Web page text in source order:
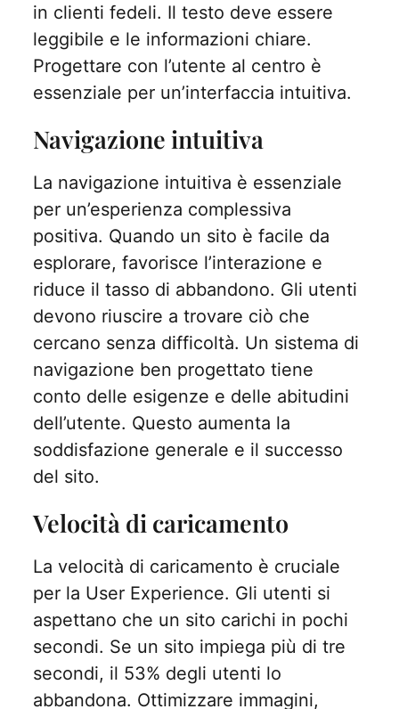
in clienti fedeli. Il testo deve essere
leggibile e le informazioni chiare.
Progettare con l’utente al centro è
essenziale per un’interfaccia intuitiva.
Navigazione intuitiva
La navigazione intuitiva è essenziale
per un’esperienza complessiva
positiva. Quando un sito è facile da
esplorare, favorisce l’interazione e
riduce il tasso di abbandono. Gli utenti
devono riuscire a trovare ciò che
cercano senza difficoltà. Un sistema di
navigazione ben progettato tiene
conto delle esigenze e delle abitudini
dell’utente. Questo aumenta la
soddisfazione generale e il successo
del sito.
Velocità di caricamento
La velocità di caricamento è cruciale
per la User Experience. Gli utenti si
aspettano che un sito carichi in pochi
secondi. Se un sito impiega più di tre
secondi, il 53% degli utenti lo
abbandona. Ottimizzare immagini,